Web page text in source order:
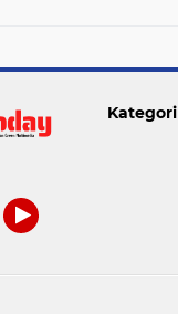
Kategori